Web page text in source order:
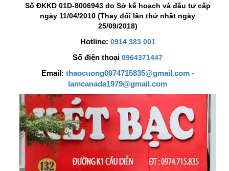
Số ĐKKD 01D-8006943 do Sở kế hoạch và đầu tư cấp
ngày 11/04/2010 (Thay đổi lần thứ nhất ngày
25/09/2018)
Hotline: 0914 383 001
Số điện thoại 0964371447
Email: thaocuong0974715835@gmail.com -
lamcanada1979@gmail.com